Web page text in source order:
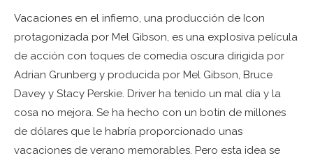
Vacaciones en el infierno, una producción de Icon
protagonizada por Mel Gibson, es una explosiva película
de acción con toques de comedia oscura dirigida por
Adrian Grunberg y producida por Mel Gibson, Bruce
Davey y Stacy Perskie. Driver ha tenido un mal día y la
cosa no mejora. Se ha hecho con un botín de millones
de dólares que le habría proporcionado unas
vacaciones de verano memorables. Pero esta idea se